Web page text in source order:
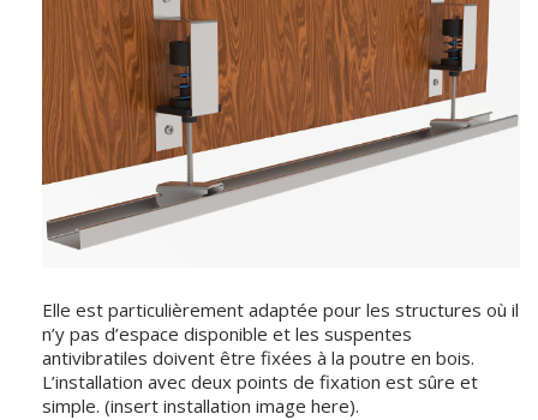
Elle est particulièrement adaptée pour les structures où il
n’y pas d’espace disponible et les suspentes
antivibratiles doivent être fixées à la poutre en bois.
L’installation avec deux points de fixation est sûre et
simple. (insert installation image here).